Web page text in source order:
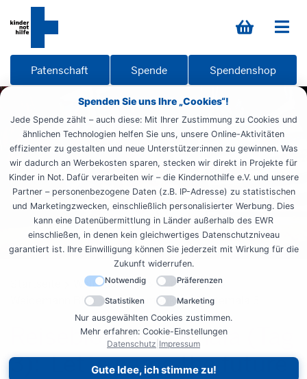
Spenden Sie uns Ihre „Cookies“!
Jede Spende zählt – auch diese: Mit Ihrer Zustimmung zu Cookies und
ähnlichen Technologien helfen Sie uns, unsere Online-Aktivitäten
effizienter zu gestalten und neue Unterstützer:innen zu gewinnen. Was
wir dadurch an Werbekosten sparen, stecken wir direkt in Projekte für
Kinder in Not. Dafür verarbeiten wir – die Kindernothilfe e.V. und unsere
Partner – personenbezogene Daten (z.B. IP-Adresse) zu statistischen
und Marketingzwecken, einschließlich personalisierter Werbung. Dies
kann eine Datenübermittlung in Länder außerhalb des EWR
einschließen, in denen kein gleichwertiges Datenschutzniveau
garantiert ist. Ihre Einwilligung können Sie jederzeit mit Wirkung für die
Zukunft widerrufen.
Notwendig Präferenzen
Statistiken Marketing
Nur ausgewählten Cookies zustimmen.
Mehr erfahren: Cookie-Einstellungen
Datenschutz Impressum
Gute Idee, ich stimme zu!
Patenschaft Spende Spendenshop
Weltweit aktiv
Reportagen
Weidemann Blog
Lateinamerika Guatemala 3
Reiseblog Guatemala (Tag
3): Let´s name the future